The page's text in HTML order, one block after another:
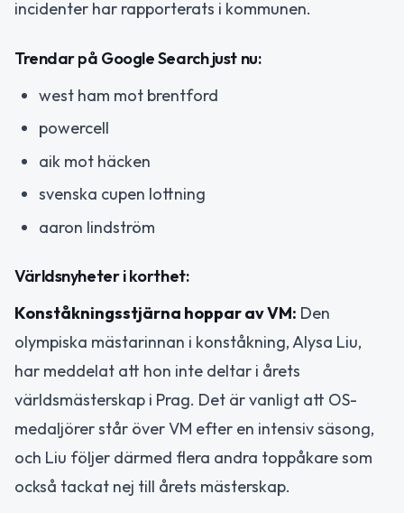
incidenter har rapporterats i kommunen.
Trendar på Google Search just nu:
west ham mot brentford
powercell
aik mot häcken
svenska cupen lottning
aaron lindström
Världsnyheter i korthet:
Konståkningsstjärna hoppar av VM: Den
olympiska mästarinnan i konståkning, Alysa Liu,
har meddelat att hon inte deltar i årets
världsmästerskap i Prag. Det är vanligt att OS-
medaljörer står över VM efter en intensiv säsong,
och Liu följer därmed flera andra toppåkare som
också tackat nej till årets mästerskap.